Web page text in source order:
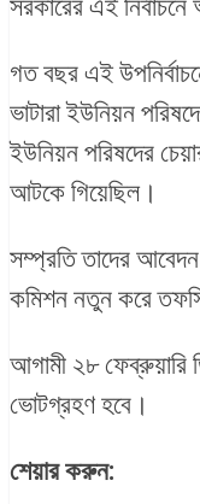
সরকারের এই
গত বছর এই
ভাটারা ইউনিয়ন
ইউনিয়ন পরিষদের
আটকে গিয়েছিল।
সম্প্রতি তাদের
কমিশন নতুন করে
আগামী ২৮ ফেব্রুয়ারি
ভোটগ্রহণ হবে।
শেয়ার করুন: